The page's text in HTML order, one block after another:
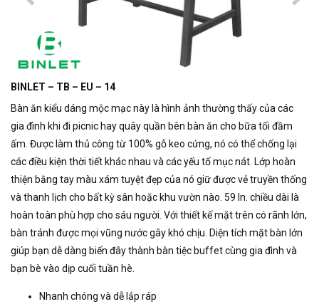
BINLET – TB – EU – 14
Bàn ăn kiểu dáng mộc mạc này là hình ảnh thường thấy của các
gia đình khi đi picnic hay quây quần bên bàn ăn cho bữa tối đầm
ấm. Được làm thủ công từ 100% gỗ keo cứng, nó có thể chống lại
các điều kiện thời tiết khác nhau và các yếu tố mục nát. Lớp hoàn
thiện bằng tay màu xám tuyệt đẹp của nó giữ được vẻ truyền thống
và thanh lịch cho bất kỳ sân hoặc khu vườn nào. 59 In. chiều dài là
hoàn toàn phù hợp cho sáu người. Với thiết kế mặt trên có rãnh lớn,
bàn tránh được mọi vũng nước gây khó chịu. Diện tích mặt bàn lớn
giúp bạn dễ dàng biến đây thành bàn tiệc buffet cùng gia đình và
bạn bè vào dịp cuối tuần hè.
Nhanh chóng và dễ lắp ráp